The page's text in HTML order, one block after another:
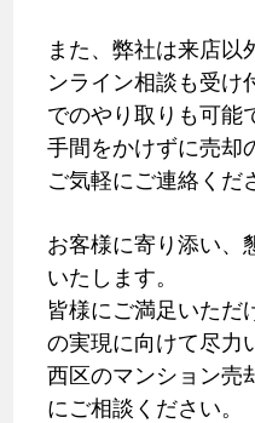
また、弊社は来店以
ンライン相談も受け
でのやり取りも可能
手間をかけずに売却
ご気軽にご連絡くだ
お客様に寄り添い、
いたします。
皆様にご満足いただ
の実現に向けて尽力
西区のマンション売
にご相談ください。